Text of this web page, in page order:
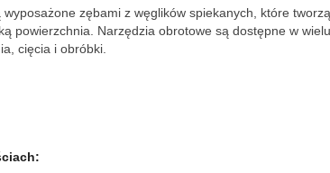
wyposażone zębami z węglików spiekanych, które
powierzchnia. Narzędzia obrotowe są dostępne w
cięcia i obróbki.